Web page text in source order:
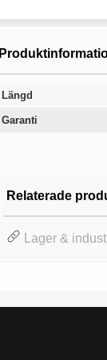
Längd
Garanti
Relaterade
Lager &